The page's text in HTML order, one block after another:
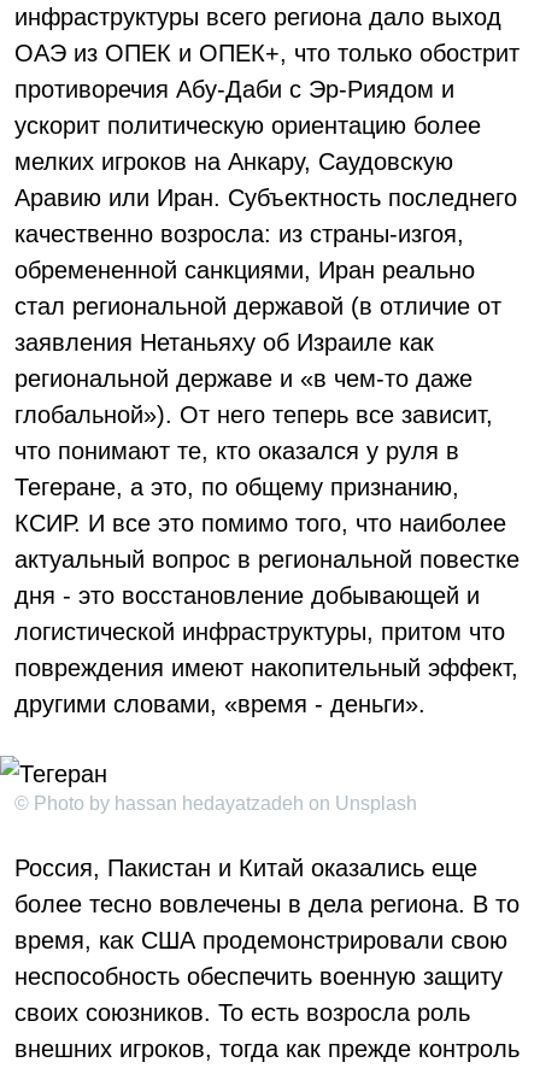
инфраструктуры всего региона дало выход
ОАЭ из ОПЕК и ОПЕК+, что только обострит
противоречия Абу-Даби с Эр-Риядом и
ускорит политическую ориентацию более
мелких игроков на Анкару, Саудовскую
Аравию или Иран. Субъектность последнего
качественно возросла: из страны-изгоя,
обремененной санкциями, Иран реально
стал региональной державой (в отличие от
заявления Нетаньяху об Израиле как
региональной державе и «в чем-то даже
глобальной»). От него теперь все зависит,
что понимают те, кто оказался у руля в
Тегеране, а это, по общему признанию,
КСИР. И все это помимо того, что наиболее
актуальный вопрос в региональной повестке
дня - это восстановление добывающей и
логистической инфраструктуры, притом что
повреждения имеют накопительный эффект,
другими словами, «время - деньги».
© Photo by hassan hedayatzadeh on Unsplash
Россия, Пакистан и Китай оказались еще
более тесно вовлечены в дела региона. В то
время, как США продемонстрировали свою
неспособность обеспечить военную защиту
своих союзников. То есть возросла роль
внешних игроков, тогда как прежде контроль